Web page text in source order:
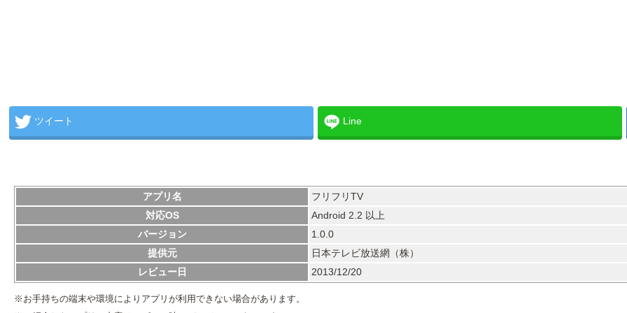
ツイート Line
アプリ名
フリフリTV
対応OS
Android 2.2 以上
バージョン
1.0.0
提供元
日本テレビ放送網（株）
レビュー日
2013/12/20
※お手持ちの端末や環境によりアプリが利用できない場合があります。